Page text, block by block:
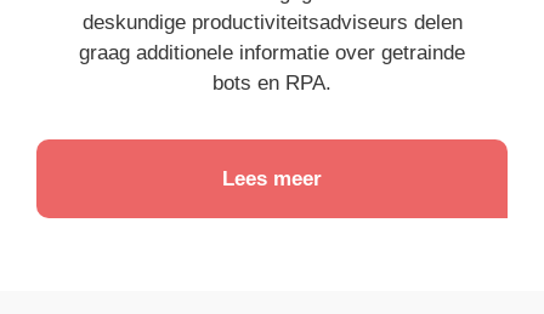
deskundige productiviteitsadviseurs delen
graag additionele informatie over getrainde
bots en RPA.
Lees meer